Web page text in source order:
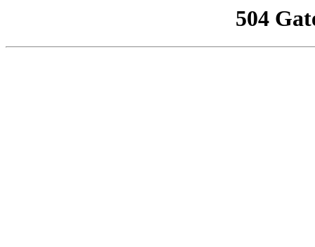
504